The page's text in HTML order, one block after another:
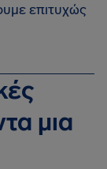
επιτυχώς
μια